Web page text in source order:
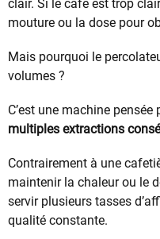
clair. Si le café est trop
mouture ou la dose pour
Mais pourquoi le
volumes ?
C’est une machine pensée
multiples extractions
Contrairement à une
maintenir la chaleur ou le
servir plusieurs tasses
qualité constante.